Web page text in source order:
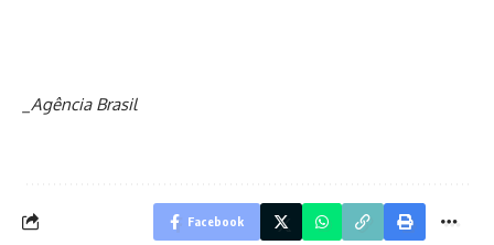
_Agência Brasil
Facebook